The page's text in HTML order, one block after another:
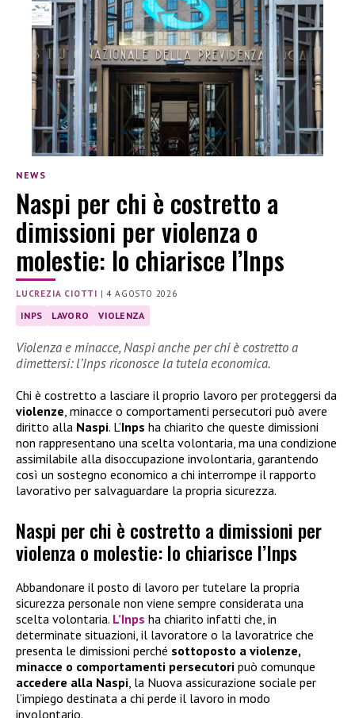
NEWS
Naspi per chi è costretto a
dimissioni per violenza o
molestie: lo chiarisce l’Inps
LUCREZIA CIOTTI |4 AGOSTO 2026
INPS LAVORO VIOLENZA
Violenza e minacce, Naspi anche per chi è costretto a
dimettersi: l’Inps riconosce la tutela economica.
Chi è costretto a lasciare il proprio lavoro per proteggersi da
violenze , minacce o comportamenti persecutori può avere
diritto alla Naspi. L’Inps ha chiarito che queste dimissioni
non rappresentano una scelta volontaria, ma una condizione
assimilabile alla disoccupazione involontaria, garantendo
così un sostegno economico a chi interrompe il rapporto
lavorativo per salvaguardare la propria sicurezza.
Naspi per chi è costretto a dimissioni per
violenza o molestie: lo chiarisce l’Inps
Abbandonare il posto di lavoro per tutelare la propria
sicurezza personale non viene sempre considerata una
scelta volontaria. L’Inps ha chiarito infatti che, in
determinate situazioni, il lavoratore o la lavoratrice che
presenta le dimissioni perché sottoposto a violenze,
minacce o comportamenti persecutori può comunque
accedere alla Naspi , la Nuova assicurazione sociale per
l’impiego destinata a chi perde il lavoro in modo
involontario.